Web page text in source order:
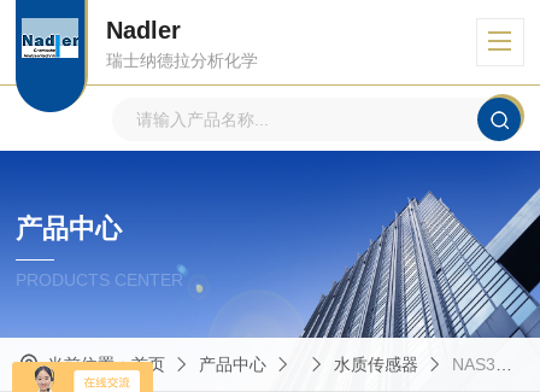
Nadler
瑞士纳德拉分析化学
产品中心
PRODUCTS CENTER
当前位置：首页 产品中心 水质传感器 NAS3C-NO3-Cl在线硝氮氯水质传感器